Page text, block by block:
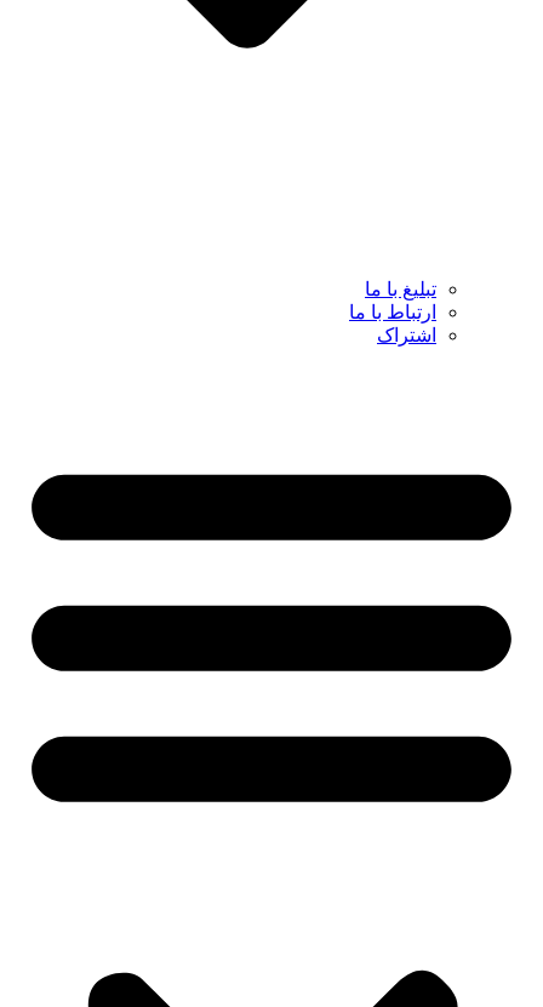
تبلیغ با ما
ارتباط با ما
اشتراک